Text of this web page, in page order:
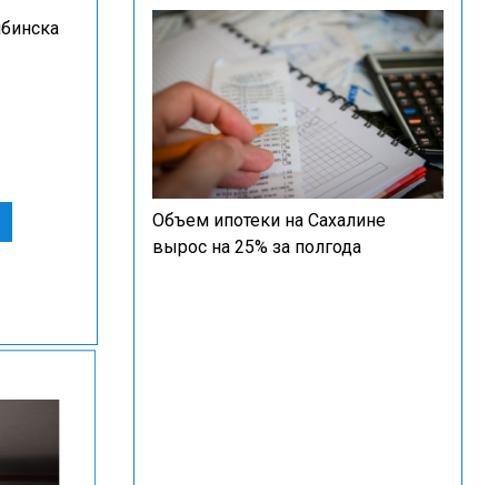
Объем ипотеки на Сахалине
вырос на 25% за полгода